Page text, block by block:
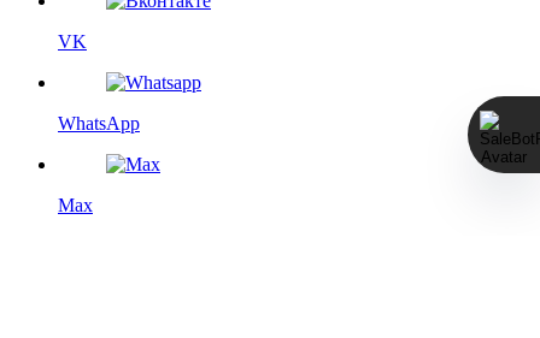
VK
WhatsApp
Max